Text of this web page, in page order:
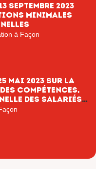
2023
minimales
à Façon
2023 sur la
compétences,
des salariés,